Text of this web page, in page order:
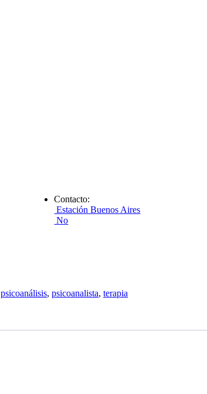
Contacto:
Estación Buenos Aires
No
psicoanálisis, psicoanalista, terapia